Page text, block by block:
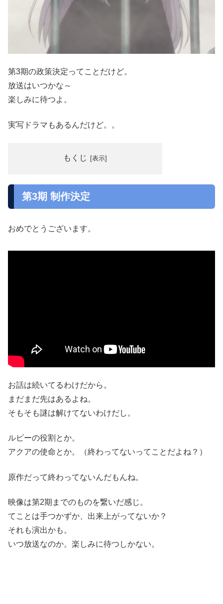
第3期の政策決定ってことだけど。
放送はいつかな～
楽しみに待つよ。
実写ドラマもあるんだけど。。
もくじ
第3期 制作決定
おめでとうございます。
お話は続いてるわけだから。
まだまだ先はあるよね。
そもそも謎は解けてないわけだし。
ルビーの役割とか。
アクアの使命とか。（終わってないってことだよね？）
原作だって終わってないんだもんね。
映像は第2期までのものを繋いだ感じ。
てことは手つかずか、出来上がってないか？
それも演出かも。
いつ放送なのか。楽しみに待つしかない。